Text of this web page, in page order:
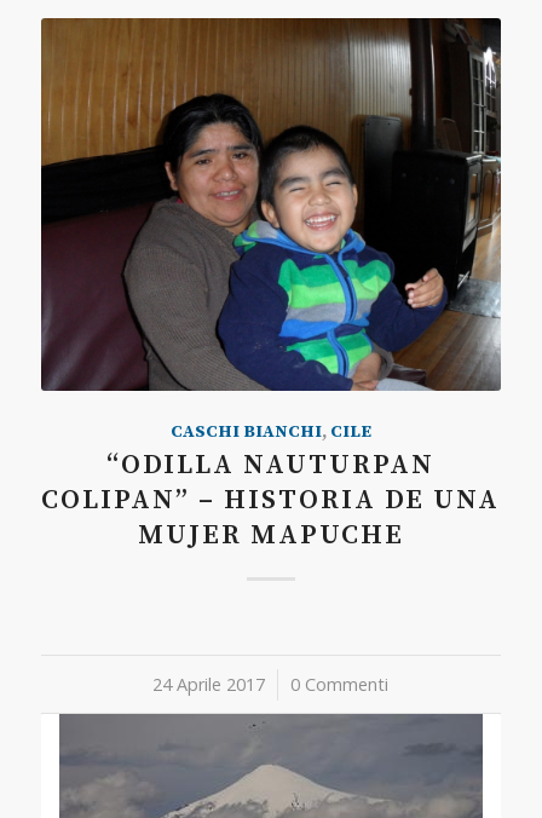
CASCHI BIANCHI, CILE
“ODILLA NAUTURPAN
COLIPAN” – HISTORIA DE UNA
MUJER MAPUCHE
24 Aprile 2017
/ 0 Commenti